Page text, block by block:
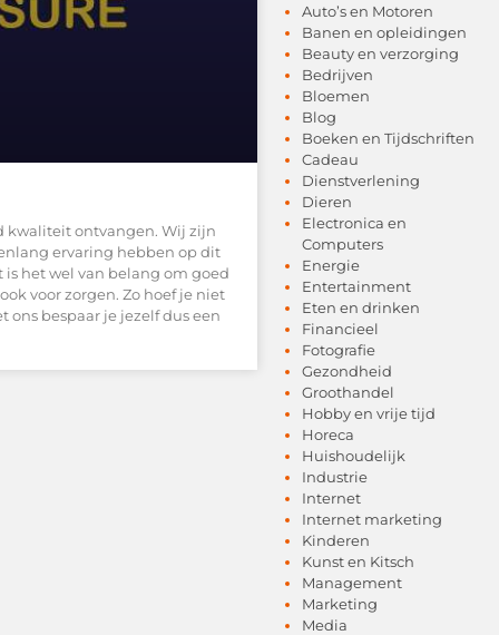
kwaliteit ontvangen. Wij zijn
ervaring hebben op dit
het wel van belang om goed
voor zorgen. Zo hoef je niet
ons bespaar je jezelf dus een
Auto’s en Motoren
Banen en opleidingen
Beauty en verzorging
Bedrijven
Bloemen
Blog
Boeken en Tijdschriften
Cadeau
Dienstverlening
Dieren
Electronica en
Computers
Energie
Entertainment
Eten en drinken
Financieel
Fotografie
Gezondheid
Groothandel
Hobby en vrije tijd
Horeca
Huishoudelijk
Industrie
Internet
Internet marketing
Kinderen
Kunst en Kitsch
Management
Marketing
Media